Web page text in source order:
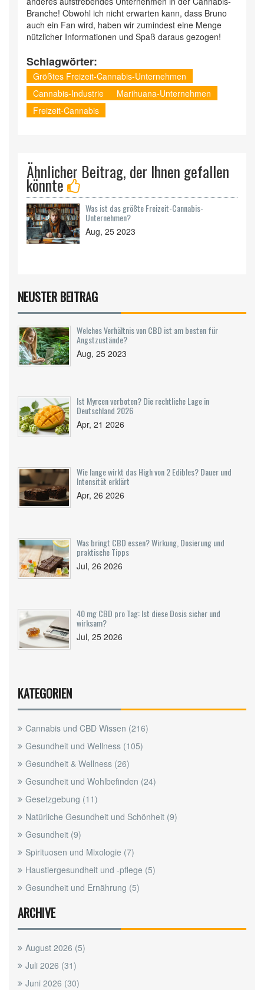
Branche! Obwohl ich nicht erwarten kann, dass Bruno
auch ein Fan wird, haben wir zumindest eine Menge
nützlicher Informationen und Spaß daraus gezogen!
Schlagwörter:
Größtes Freizeit-Cannabis-Unternehmen
Cannabis-Industrie
Marihuana-Unternehmen
Freizeit-Cannabis
Ähnlicher Beitrag, der Ihnen gefallen
könnte
Was ist das größte Freizeit-Cannabis-
Unternehmen?
Aug, 25 2023
NEUSTER BEITRAG
Welches Verhältnis von CBD ist am besten für
Angstzustände?
Aug, 25 2023
Ist Myrcen verboten? Die rechtliche Lage in
Deutschland 2026
Apr, 21 2026
Wie lange wirkt das High von 2 Edibles? Dauer und
Intensität erklärt
Apr, 26 2026
Was bringt CBD essen? Wirkung, Dosierung und
praktische Tipps
Jul, 26 2026
40 mg CBD pro Tag: Ist diese Dosis sicher und
wirksam?
Jul, 25 2026
KATEGORIEN
Cannabis und CBD Wissen (216)
Gesundheit und Wellness (105)
Gesundheit & Wellness (26)
Gesundheit und Wohlbefinden (24)
Gesetzgebung (11)
Natürliche Gesundheit und Schönheit (9)
Gesundheit (9)
Spirituosen und Mixologie (7)
Haustiergesundheit und -pflege (5)
Gesundheit und Ernährung (5)
ARCHIVE
August 2026 (5)
Juli 2026 (31)
Juni 2026 (30)